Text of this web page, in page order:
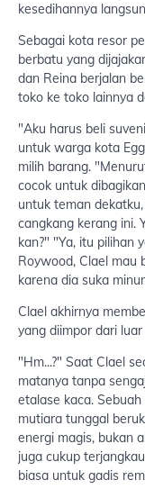
kesedihannya
Sebagai kota resor
berbatu yang
dan Reina berjalan
toko ke toko lainnya
"Aku harus beli
untuk warga kota
milih barang.
cocok untuk
untuk teman
cangkang kerang ini.
kan?" "Ya, itu pilihan
Roywood, Clael mau
karena dia suka
Clael akhirnya
yang diimpor dari
"Hm...?" Saat Clael
matanya tanpa
etalase kaca.
mutiara tunggal
energi magis, bukan
juga cukup
biasa untuk gadis